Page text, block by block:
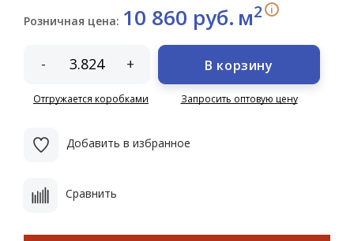
Розничная цена: 10 860 руб. м2 i
- +
Отгружается коробками
В корзину
Запросить оптовую цену
Добавить в избранное
Сравнить